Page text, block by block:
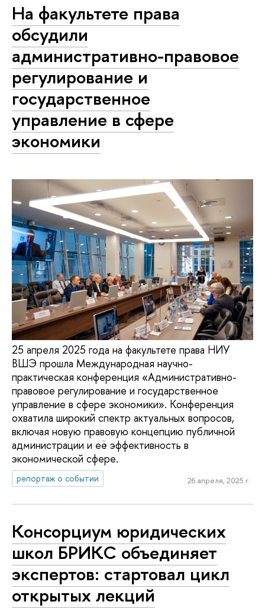
На факультете права
обсудили
административно-правовое
регулирование и
государственное
управление в сфере
экономики
25 апреля 2025 года на факультете права НИУ
ВШЭ прошла Международная научно-
практическая конференция «Административно-
правовое регулирование и государственное
управление в сфере экономики». Конференция
охватила широкий спектр актуальных вопросов,
включая новую правовую концепцию публичной
администрации и её эффективность в
экономической сфере.
репортаж о событии 26 апреля, 2025 г.
Консорциум юридических
школ БРИКС объединяет
экспертов: стартовал цикл
открытых лекций